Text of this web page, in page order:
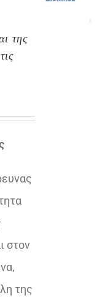
της
στον
της